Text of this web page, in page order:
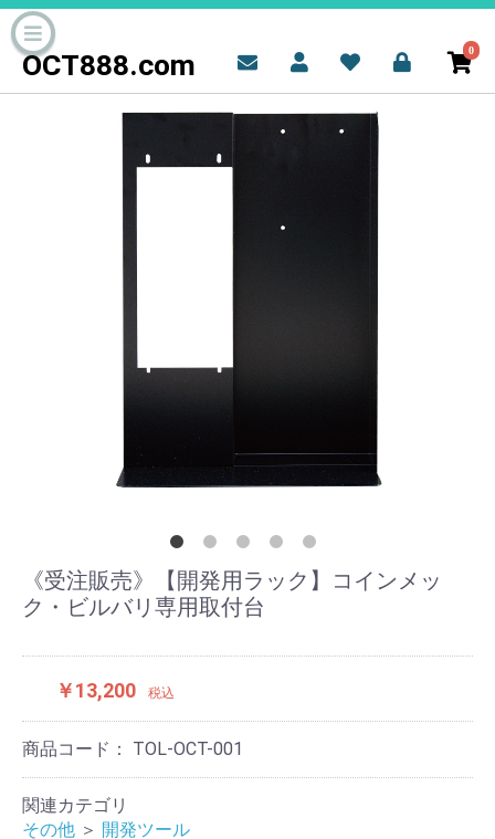
OCT888.com 0
《受注販売》【開発用ラック】コインメッ
ク・ビルバリ専用取付台
￥13,200 税込
商品コード： TOL-OCT-001
関連カテゴリ
その他 ＞ 開発ツール